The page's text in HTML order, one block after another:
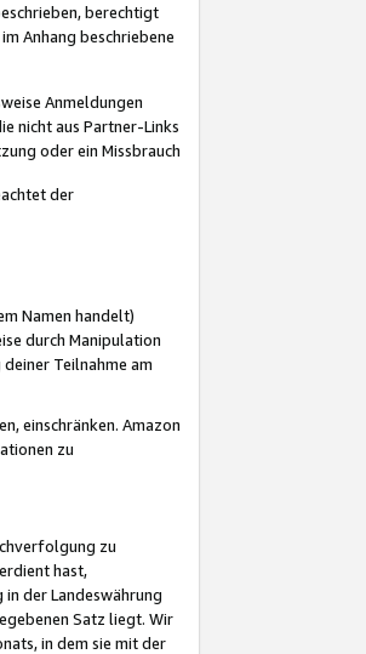
berechtigt
Anhang beschriebene
Anmeldungen
nicht aus Partner-Links
oder ein Missbrauch
der
Namen handelt)
durch Manipulation
Teilnahme am
einschränken. Amazon
zu
zu
hast,
der Landeswährung
Satz liegt. Wir
in dem sie mit der